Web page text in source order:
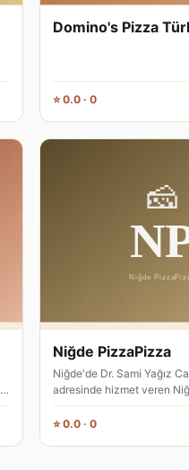
Domino's Pizza
⭐ 0.0 · 0
Niğde PizzaPizza
Niğde'de Dr. Sami Yağız
adresinde hizmet veren
pizza restoranı olarak
⭐ 0.0 · 0